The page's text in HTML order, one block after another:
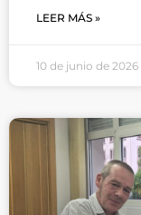
LEER MÁS »
10 de junio de 2026